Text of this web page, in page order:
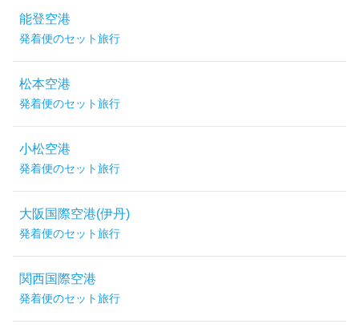
能登空港
発着便のセット旅行
松本空港
発着便のセット旅行
小松空港
発着便のセット旅行
大阪国際空港(伊丹)
発着便のセット旅行
関西国際空港
発着便のセット旅行